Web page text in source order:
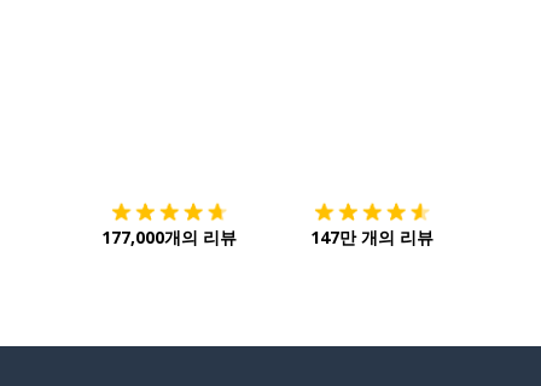
177,000개의 리뷰 147만 개의 리뷰